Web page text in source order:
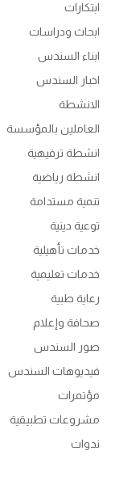
ابتكارات
ابحاث ودراسات
ابناء السندس
اخبار السندس
الانشطة
العاملين بالمؤسسة
انشطة ترفيهية
انشطة رياضية
تنمية مستدامة
توعية دينية
خدمات تأهيلية
خدمات تعليمية
رعاية طبية
صحافة وإعلام
صور السندس
فيديوهات السندس
مؤتمرات
مشروعات تطبيقية
ندوات